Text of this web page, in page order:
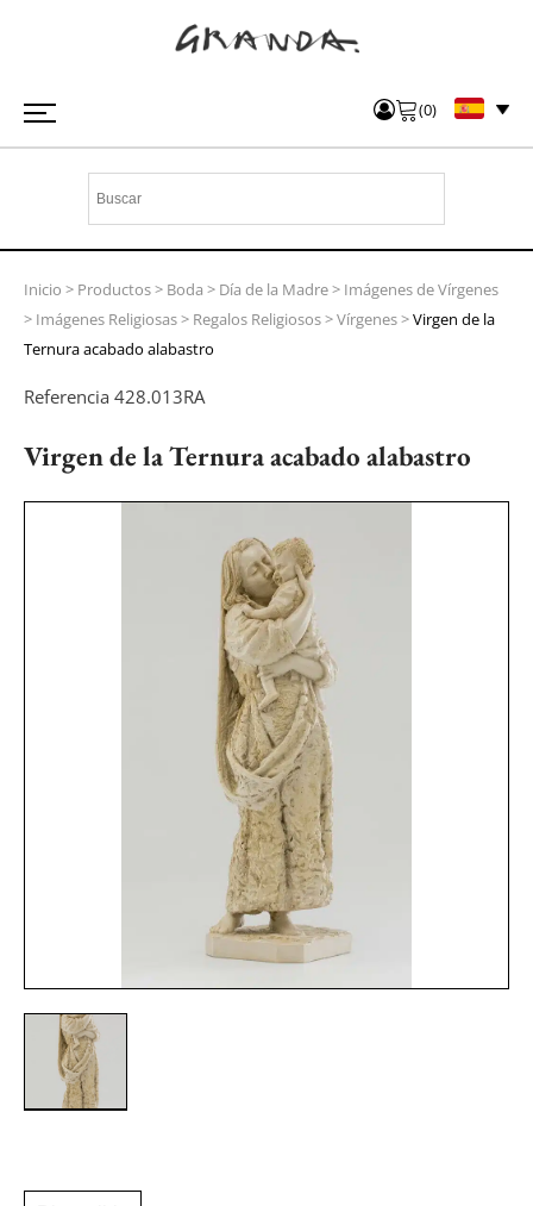
(0)
Inicio > Productos> Boda > Día de la Madre> Imágenes de Vírgenes
> Imágenes Religiosas> Regalos Religiosos>Vírgenes>Virgen de la
Ternura acabado alabastro
Referencia 428.013RA
Virgen de la Ternura acabado alabastro